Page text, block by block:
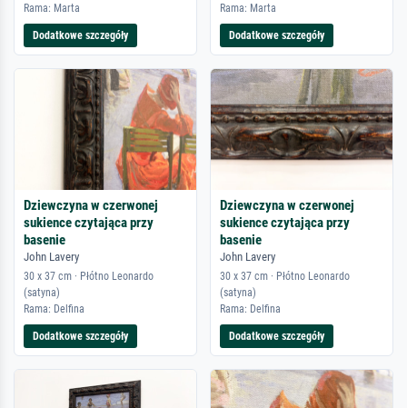
Rama: Marta
Dodatkowe szczegóły
Rama: Marta
Dodatkowe szczegóły
Dziewczyna w czerwonej
sukience czytająca przy
basenie
John Lavery
30 x 37 cm · Płótno Leonardo
(satyna)
Rama: Delfina
Dodatkowe szczegóły
Dziewczyna w czerwonej
sukience czytająca przy
basenie
John Lavery
30 x 37 cm · Płótno Leonardo
(satyna)
Rama: Delfina
Dodatkowe szczegóły